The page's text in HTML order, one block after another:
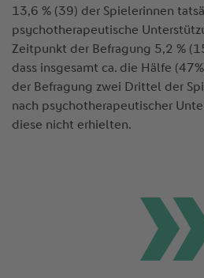
13,6 % (39) der Spielerinnen
psychotherapeutische
Zeitpunkt der Befragung 5,2 %
dass insgesamt ca. die Hälfe
der Befragung zwei Drittel der
nach psychotherapeutischer
diese nicht erhielten.